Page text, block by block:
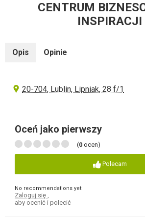
CENTRUM
INSPIRACJI
Opis Opinie
20-704, Lublin, Lipniak, 28 f/1
Oceń jako pierwszy
(0 ocen)
Polecam
No recommendations yet
Zaloguj się
aby ocenić i polecić